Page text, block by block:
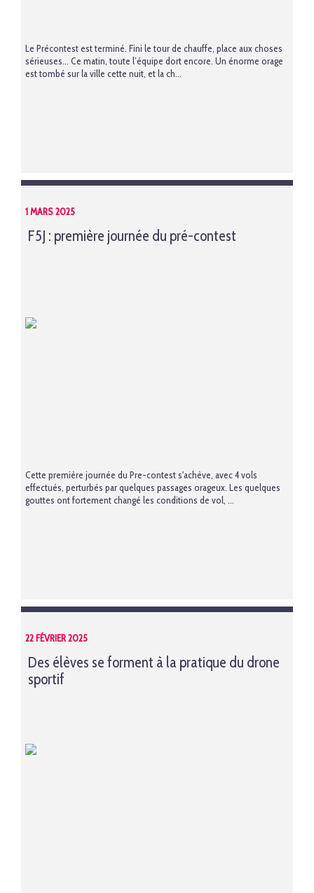
Le Précontest est terminé. Fini le tour de chauffe, place aux choses
sérieuses… Ce matin, toute l’équipe dort encore. Un énorme orage
est tombé sur la ville cette nuit, et la ch...
1 MARS 2025
F5J : première journée du pré-contest
Cette première journée du Pre-contest s'achève, avec 4 vols
effectués, perturbés par quelques passages orageux. Les quelques
gouttes ont fortement changé les conditions de vol, ...
22 FÉVRIER 2025
Des élèves se forment à la pratique du drone
sportif